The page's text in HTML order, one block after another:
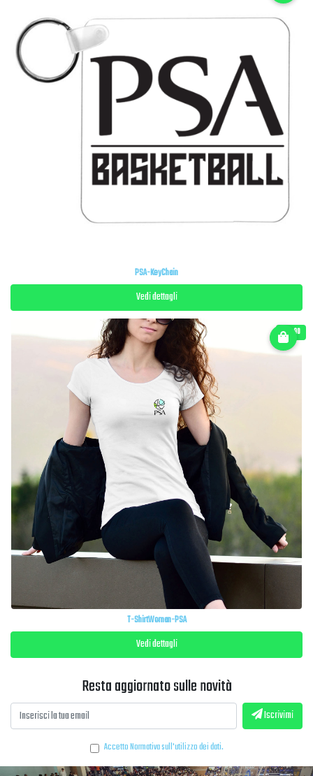
PSA-KeyChain
Vedi dettagli
€ 15.90
T-ShirtWoman-PSA
Vedi dettagli
Resta aggiornato sulle novità
Iscrivimi
AccettoNormativa sull'utilizzo dei dati.